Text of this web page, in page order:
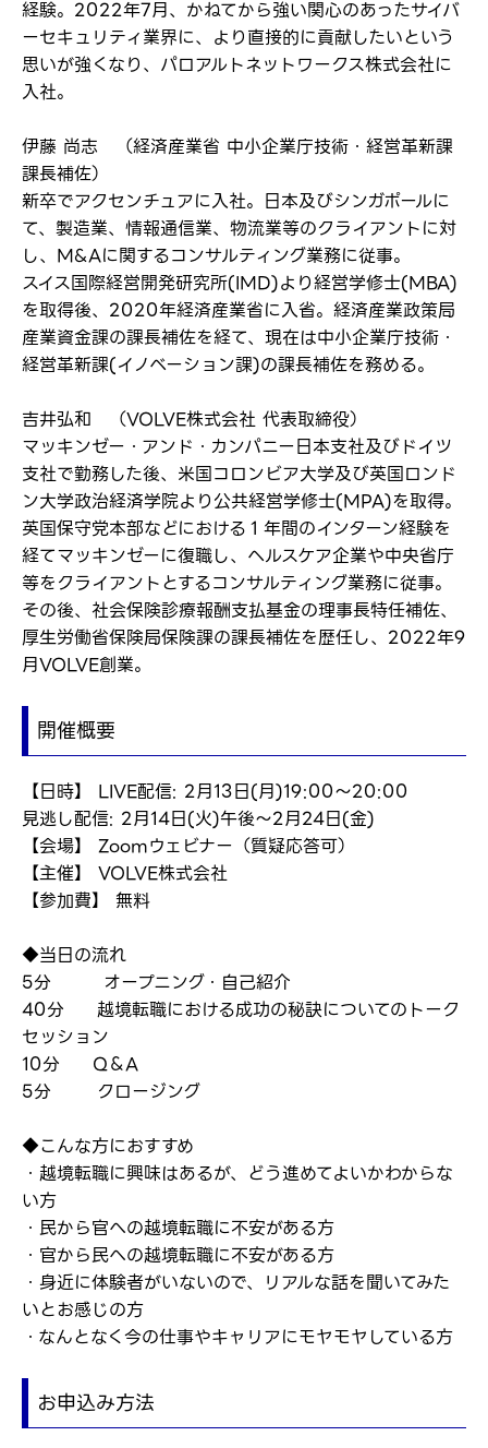
経験。2022年7月、かねてから強い関心のあったサイバ
ーセキュリティ業界に、より直接的に貢献したいという
思いが強くなり、パロアルトネットワークス株式会社に
入社。
伊藤 尚志 （経済産業省 中小企業庁技術・経営革新課
課長補佐）
新卒でアクセンチュアに入社。日本及びシンガポールに
て、製造業、情報通信業、物流業等のクライアントに対
し、M&Aに関するコンサルティング業務に従事。
スイス国際経営開発研究所(IMD)より経営学修士(MBA)
を取得後、2020年経済産業省に入省。経済産業政策局
産業資金課の課長補佐を経て、現在は中小企業庁技術・
経営革新課(イノベーション課)の課長補佐を務める。
吉井弘和 （VOLVE株式会社 代表取締役）
マッキンゼー・アンド・カンパニー日本支社及びドイツ
支社で勤務した後、米国コロンビア大学及び英国ロンド
ン大学政治経済学院より公共経営学修士(MPA)を取得。
英国保守党本部などにおける１年間のインターン経験を
経てマッキンゼーに復職し、ヘルスケア企業や中央省庁
等をクライアントとするコンサルティング業務に従事。
その後、社会保険診療報酬支払基金の理事長特任補佐、
厚生労働省保険局保険課の課長補佐を歴任し、2022年9
月VOLVE創業。
開催概要
【日時】 LIVE配信: 2月13日(月)19:00～20:00
見逃し配信: 2月14日(火)午後～2月24日(金)
【会場】 Zoomウェビナー（質疑応答可）
【主催】 VOLVE株式会社
【参加費】 無料
◆当日の流れ
5分 オープニング・自己紹介
40分 越境転職における成功の秘訣についてのトーク
セッション
10分 Q＆A
5分 クロージング
◆こんな方におすすめ
・越境転職に興味はあるが、どう進めてよいかわからな
い方
・民から官への越境転職に不安がある方
・官から民への越境転職に不安がある方
・身近に体験者がいないので、リアルな話を聞いてみた
いとお感じの方
・なんとなく今の仕事やキャリアにモヤモヤしている方
お申込み方法